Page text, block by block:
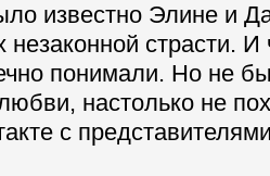
известно Элине и
страсти. И
понимали. Но не
настолько не
с